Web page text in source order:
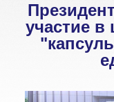
участие в